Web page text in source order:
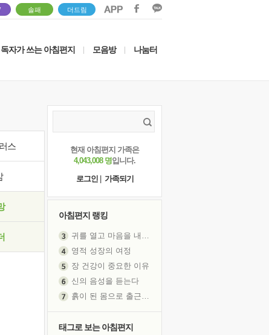
솔패 더드림
독자가 쓰는 아침편지 모음방 나눔터
스
현재 아침편지 가족은
4,043,008 명입니다.
로그인
가족되기
아침편지 랭킹
귀를 열고 마음을 내어주고
영적 성장의 여정
장 건강이 중요한 이유
신의 음성을 듣는다
흙이 된 몸으로 출근하는 여자
태그로 보는 아침편지